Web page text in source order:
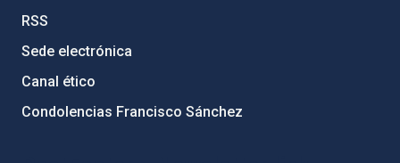
RSS
Sede electrónica
Canal ético
Condolencias Francisco Sánchez